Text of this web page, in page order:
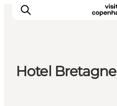
Hotel Bretagne